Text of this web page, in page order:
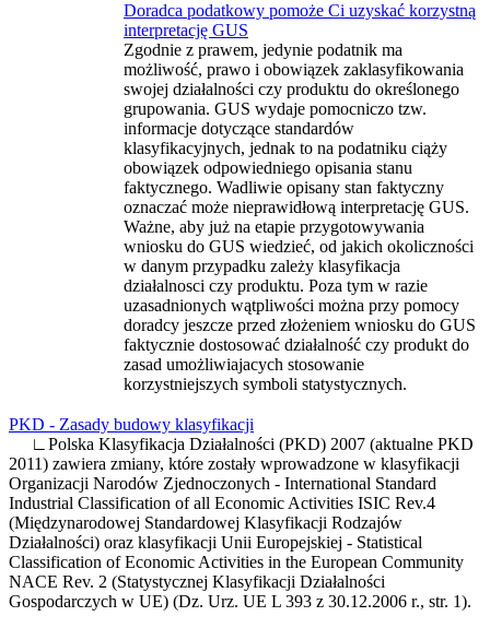
Doradca podatkowy pomoże Ci uzyskać korzystną
interpretację GUS
Zgodnie z prawem, jedynie podatnik ma
możliwość, prawo i obowiązek zaklasyfikowania
swojej działalności czy produktu do określonego
grupowania. GUS wydaje pomocniczo tzw.
informacje dotyczące standardów
klasyfikacyjnych, jednak to na podatniku ciąży
obowiązek odpowiedniego opisania stanu
faktycznego. Wadliwie opisany stan faktyczny
oznaczać może nieprawidłową interpretację GUS.
Ważne, aby już na etapie przygotowywania
wniosku do GUS wiedzieć, od jakich okoliczności
w danym przypadku zależy klasyfikacja
działalnosci czy produktu. Poza tym w razie
uzasadnionych wątpliwości można przy pomocy
doradcy jeszcze przed złożeniem wniosku do GUS
faktycznie dostosować działalność czy produkt do
zasad umożliwiajacych stosowanie
korzystniejszych symboli statystycznych.
PKD - Zasady budowy klasyfikacji
∟Polska Klasyfikacja Działalności (PKD) 2007 (aktualne PKD
2011) zawiera zmiany, które zostały wprowadzone w klasyfikacji
Organizacji Narodów Zjednoczonych - International Standard
Industrial Classification of all Economic Activities ISIC Rev.4
(Międzynarodowej Standardowej Klasyfikacji Rodzajów
Działalności) oraz klasyfikacji Unii Europejskiej - Statistical
Classification of Economic Activities in the European Community
NACE Rev. 2 (Statystycznej Klasyfikacji Działalności
Gospodarczych w UE) (Dz. Urz. UE L 393 z 30.12.2006 r., str. 1).